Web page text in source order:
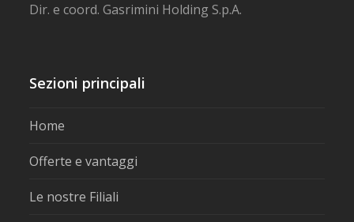
Dir. e coord. Gasrimini Holding S.p.A.
Sezioni principali
Home
Offerte e vantaggi
Le nostre Filiali